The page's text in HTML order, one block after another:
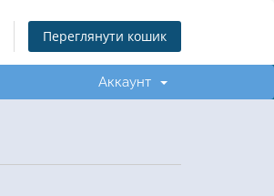
Переглянути кошик
Аккаунт